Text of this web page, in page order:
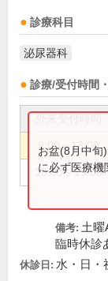
診療科目
泌尿器科
診療/受付時間
9:00～13:00
16:00～19:00
お盆(8月中旬
に必ず医療機
備考: 土曜
臨時休診
休診日: 水・日・